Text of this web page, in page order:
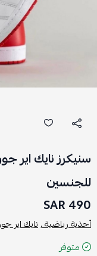
سنيكرز نايك اير
للجنسين
490 SAR
أحذية رياضية ,نايك اير
متوفر